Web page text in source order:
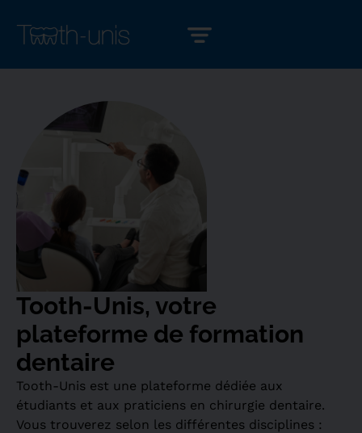
Tooth-Unis, votre
plateforme de formation
dentaire
Tooth-Unis est une plateforme dédiée aux
étudiants et aux praticiens en chirurgie dentaire.
Vous trouverez selon les différentes disciplines :